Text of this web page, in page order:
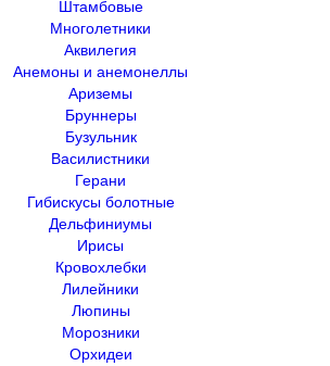
Штамбовые
Многолетники
Аквилегия
Анемоны и анемонеллы
Ариземы
Бруннеры
Бузульник
Василистники
Герани
Гибискусы болотные
Дельфиниумы
Ирисы
Кровохлебки
Лилейники
Люпины
Морозники
Орхидеи